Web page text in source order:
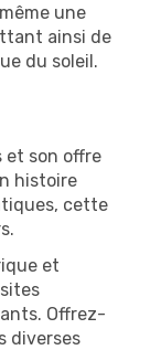
une
ainsi de
du soleil.
et son offre
histoire
cette
et
Offrez-
diverses